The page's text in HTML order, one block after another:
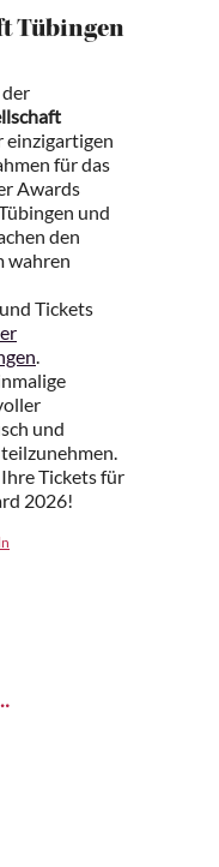
Tübingen
einzigartigen
für das
Awards
und
den
wahren
Tickets
.
und
Tickets für
2026!
Tübingen